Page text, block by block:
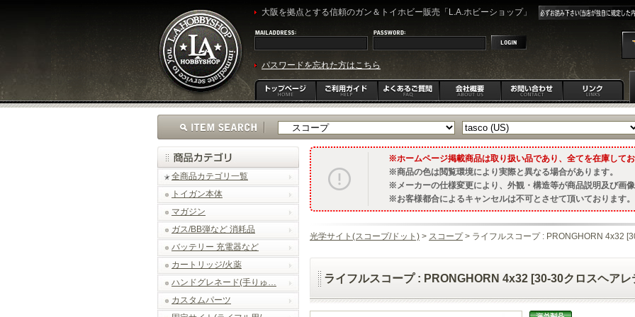
大阪を拠点とする信頼のガン＆トイホビー販売「L.A.ホビーショップ」
パスワードを忘れた方はこちら
全商品カテゴリ一覧
トイガン本体
マガジン
ガス/BB弾など 消耗品
バッテリー 充電器など
カートリッジ/火薬
ハンドグレネード(手りゅ…
カスタムパーツ
ホームページ掲載商品は取り扱い品であり、全てを在庫して
商品の色は閲覧環境により実際と異なる場合があります。
メーカーの仕様変更により、外観・構造等が商品説明及び画
お客様都合によるキャンセルは不可とさせて頂いております
光学サイト(スコープ/ドット) > スコープ> ライフルスコープ : PRONGHORN 4x32
ライフルスコープ : PRONGHORN 4x32 [30-30クロスヘア